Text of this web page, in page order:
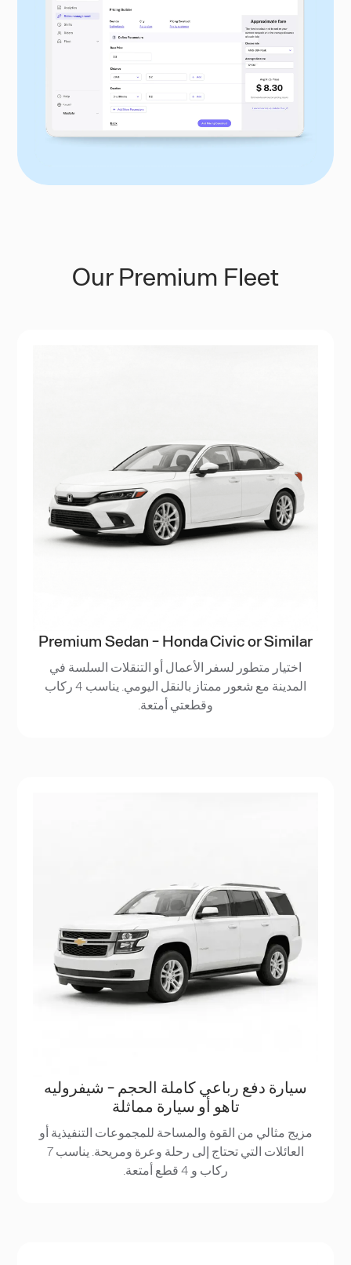
Our Premium Fleet
Premium Sedan - Honda Civic or Similar
اختيار متطور لسفر الأعمال أو التنقلات السلسة في
المدينة مع شعور ممتاز بالنقل اليومي. يناسب 4 ركاب
وقطعتي أمتعة.
سيارة دفع رباعي كاملة الحجم - شيفروليه
تاهو أو سيارة مماثلة
مزيج مثالي من القوة والمساحة للمجموعات التنفيذية أو
العائلات التي تحتاج إلى رحلة وعرة ومريحة. يناسب 7
ركاب و 4 قطع أمتعة.